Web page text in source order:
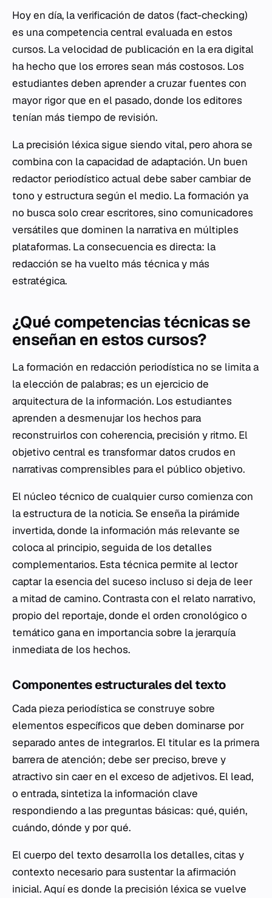
Hoy en día, la verificación de datos (fact-checking)
es una competencia central evaluada en estos
cursos. La velocidad de publicación en la era digital
ha hecho que los errores sean más costosos. Los
estudiantes deben aprender a cruzar fuentes con
mayor rigor que en el pasado, donde los editores
tenían más tiempo de revisión.
La precisión léxica sigue siendo vital, pero ahora se
combina con la capacidad de adaptación. Un buen
redactor periodístico actual debe saber cambiar de
tono y estructura según el medio. La formación ya
no busca solo crear escritores, sino comunicadores
versátiles que dominen la narrativa en múltiples
plataformas. La consecuencia es directa: la
redacción se ha vuelto más técnica y más
estratégica.
¿Qué competencias técnicas se
enseñan en estos cursos?
La formación en redacción periodística no se limita a
la elección de palabras; es un ejercicio de
arquitectura de la información. Los estudiantes
aprenden a desmenujar los hechos para
reconstruirlos con coherencia, precisión y ritmo. El
objetivo central es transformar datos crudos en
narrativas comprensibles para el público objetivo.
El núcleo técnico de cualquier curso comienza con
la estructura de la noticia. Se enseña la pirámide
invertida, donde la información más relevante se
coloca al principio, seguida de los detalles
complementarios. Esta técnica permite al lector
captar la esencia del suceso incluso si deja de leer
a mitad de camino. Contrasta con el relato narrativo,
propio del reportaje, donde el orden cronológico o
temático gana en importancia sobre la jerarquía
inmediata de los hechos.
Componentes estructurales del texto
Cada pieza periodística se construye sobre
elementos específicos que deben dominarse por
separado antes de integrarlos. El titular es la primera
barrera de atención; debe ser preciso, breve y
atractivo sin caer en el exceso de adjetivos. El lead,
o entrada, sintetiza la información clave
respondiendo a las preguntas básicas: qué, quién,
cuándo, dónde y por qué.
El cuerpo del texto desarrolla los detalles, citas y
contexto necesario para sustentar la afirmación
inicial. Aquí es donde la precisión léxica se vuelve